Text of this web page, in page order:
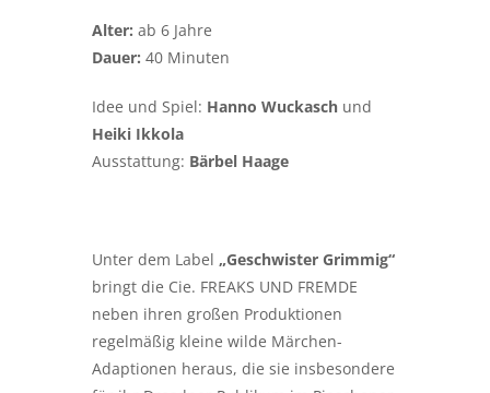
Alter: ab 6 Jahre
Dauer: 40 Minuten
Idee und Spiel: Hanno Wuckasch und
Heiki Ikkola
Ausstattung: Bärbel Haage
Unter dem Label „Geschwister Grimmig“
bringt die Cie. FREAKS UND FREMDE
neben ihren großen Produktionen
regelmäßig kleine wilde Märchen-
Adaptionen heraus, die sie insbesondere